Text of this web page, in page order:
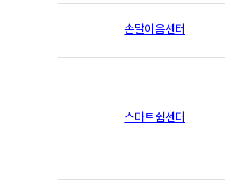
손말이음센터
스마트쉼센터